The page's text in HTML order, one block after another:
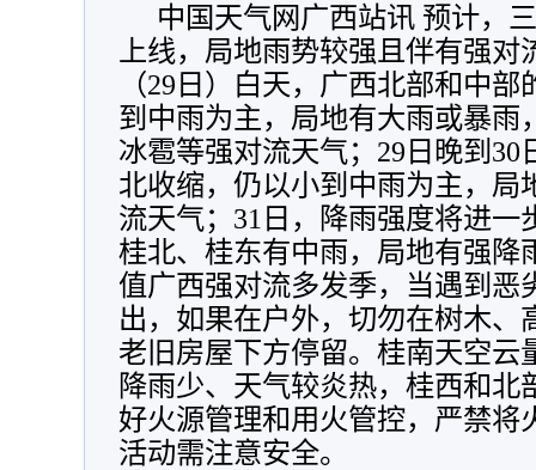
中国天气网广西站讯 预计，
上线，局地雨势较强且伴有强
（29日）白天，广西北部和中
到中雨为主，局地有大雨或暴雨
冰雹等强对流天气；29日晚到
北收缩，仍以小到中雨为主，局
流天气；31日，降雨强度将进一
桂北、桂东有中雨，局地有强降
值广西强对流多发季，当遇到恶
出，如果在户外，切勿在树木、
老旧房屋下方停留。桂南天空云
降雨少、天气较炎热，桂西和北
好火源管理和用火管控，严禁将
活动需注意安全。